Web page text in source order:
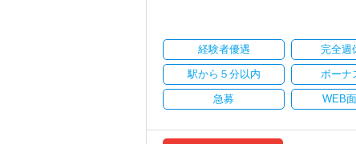
・顧客と直接折衝する機会が豊富
・経験値が自然と積み上がる環境
＜働きやすい環境＞
・有給取得率90％以上
・年間休日125日以上
・男性の育休取得率100％
経験者優遇 完全週
駅から５分以内 ボーナ
急募 WEB